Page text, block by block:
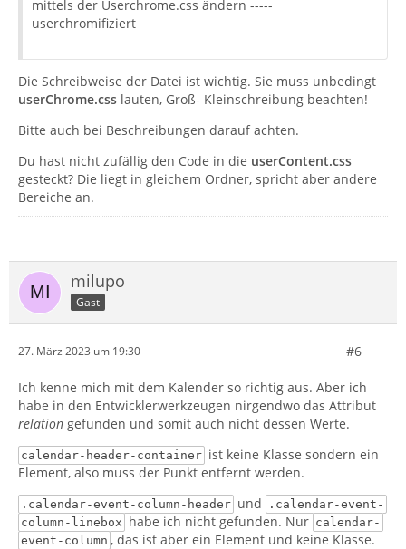
mittels der Userchrome.css ändern -----
userchromifiziert
Die Schreibweise der Datei ist wichtig. Sie muss unbedingt
userChrome.css lauten, Groß- Kleinschreibung beachten!
Bitte auch bei Beschreibungen darauf achten.
Du hast nicht zufällig den Code in die userContent.css
gesteckt? Die liegt in gleichem Ordner, spricht aber andere
Bereiche an.
milupo
Gast
27. März 2023 um 19:30 #6
Ich kenne mich mit dem Kalender so richtig aus. Aber ich
habe in den Entwicklerwerkzeugen nirgendwo das Attribut
relation gefunden und somit auch nicht dessen Werte.
calendar-header-container ist keine Klasse sondern ein
Element, also muss der Punkt entfernt werden.
.calendar-event-column-header und
.calendar-event-
column-linebox habe ich nicht gefunden. Nur calendar-
event-column , das ist aber ein Element und keine Klasse.